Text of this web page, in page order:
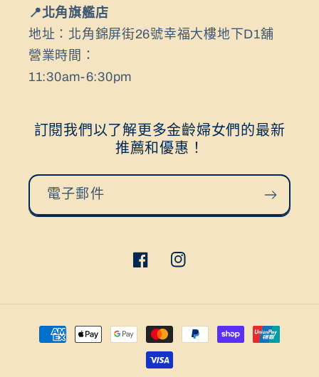
📍北角旗艦店
地址：北角錦屏街26號幸福大樓地下D1舖
營業時間：
11:30am-6:30pm
訂閱我們以了解更多金齡婦女們的最新
推薦和優惠！
電子郵件
FacebookInstagram
付